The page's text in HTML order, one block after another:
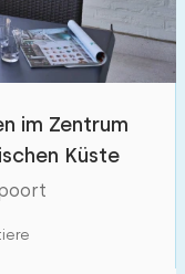
im Zentrum
Küste